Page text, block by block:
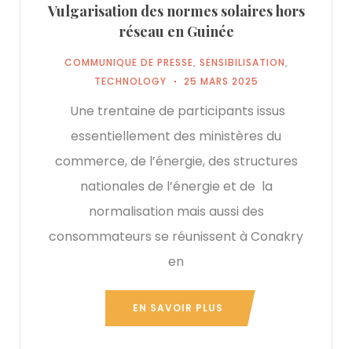
Vulgarisation des normes solaires hors
réseau en Guinée
COMMUNIQUE DE PRESSE, SENSIBILISATION,
TECHNOLOGY
25 MARS 2025
Une trentaine de participants issus
essentiellement des ministères du
commerce, de l’énergie, des structures
nationales de l’énergie et de la
normalisation mais aussi des
consommateurs se réunissent à Conakry
en
EN SAVOIR PLUS